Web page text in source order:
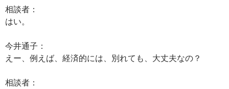
相談者：
はい。
今井通子：
えー、例えば、経済的には、別れても、大丈夫なの？
相談者：